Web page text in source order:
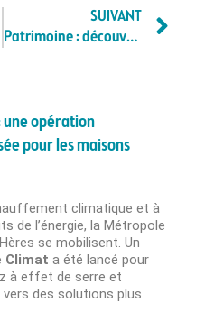
SUIVANT
Patrimoine : découvrez l’histoire de votre quartier au fil d’une balade
opération
pour les maisons
climatique et à
de l’énergie, la Métropole
se mobilisent. Un
Climat a été lancé pour
à effet de serre et
des solutions plus